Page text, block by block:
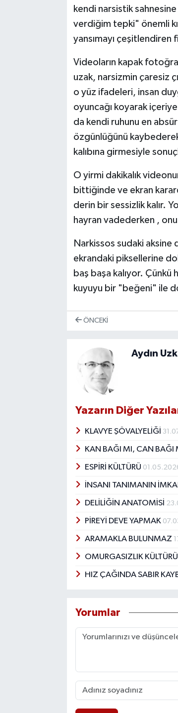
kendi narsistik
verdiğim tepki" önemli
yansımayı çeşitlendiren
Videoların kapak
uzak, narsizmin çaresiz
o yüz ifadeleri, insan
oyuncağı koyarak
da kendi ruhunu en
özgünlüğünü
kalıbına girmesiyle
O yirmi dakikalık
bittiğinde ve ekran
derin bir sessizlik kalır.
hayran vadederken , onu
Narkissos sudaki
ekrandaki piksellerine
baş başa kalıyor. Çünkü
kuyuyu bir "beğeni" ile
ÖNCEKI
Aydın
Yazarın Diğer
KLAVYE ŞÖVALYELİĞİ
KAN BAĞI MI, CAN BAĞI
ESPİRİ KÜLTÜRÜ
İNSANI TANIMANIN
DELİLİĞİN ANATOMİSİ
PİREYİ DEVE YAPMAK
ARAMAKLA BULUNMAZ
OMURGASIZLIK KÜLTÜRÜ
HIZ ÇAĞINDA SABIR
Yorumlar